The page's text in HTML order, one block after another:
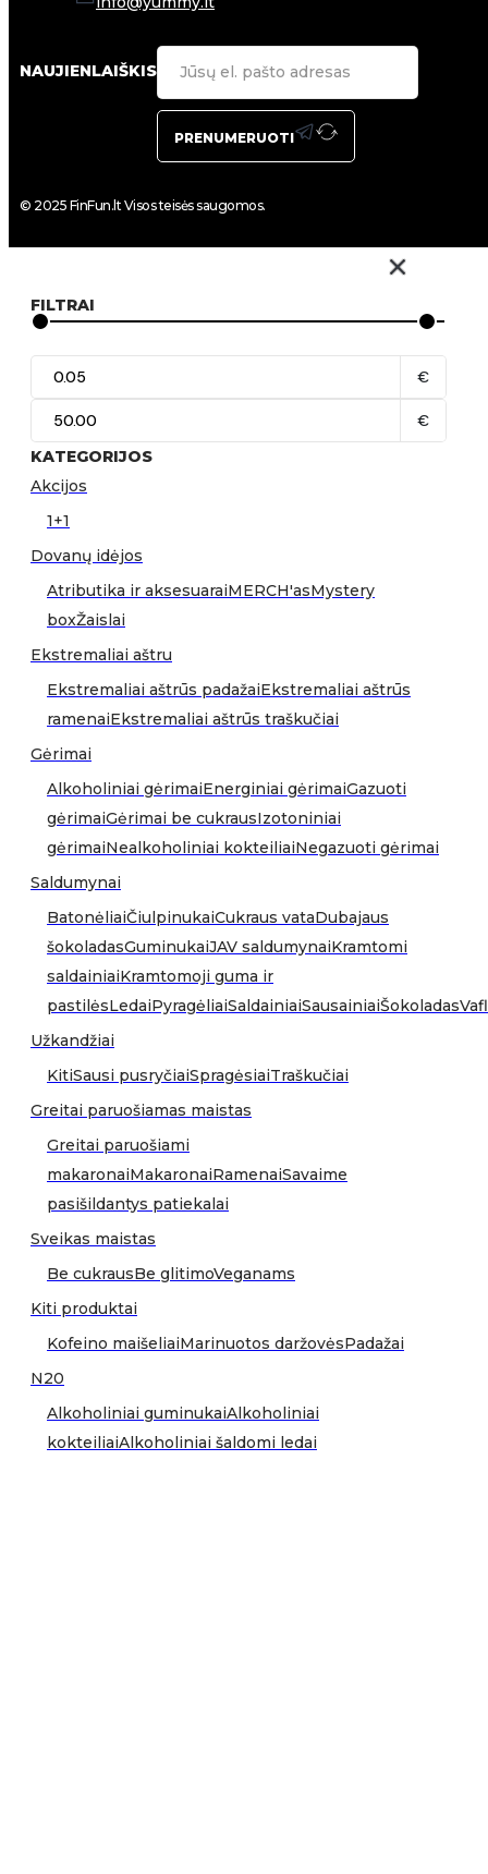
NAUJIENLAIŠKIS
PRENUMERUOTI
© 2025 FinFun.lt Visos teisės saugomos.
FILTRAI
€
€
KATEGORIJOS
Akcijos
1+1
Dovanų idėjos
Atributika ir aksesuaraiMERCH'asMystery
boxŽaislai
Ekstremaliai aštru
Ekstremaliai aštrūs padažaiEkstremaliai aštrūs
ramenaiEkstremaliai aštrūs traškučiai
Gėrimai
Alkoholiniai gėrimaiEnerginiai gėrimaiGazuoti
gėrimaiGėrimai be cukrausIzotoniniai
gėrimaiNealkoholiniai kokteiliaiNegazuoti gėrimai
Saldumynai
BatonėliaiČiulpinukaiCukraus vataDubajaus
šokoladasGuminukaiJAV saldumynaiKramtomi
saldainiaiKramtomoji guma ir
pastilėsLedaiPyragėliaiSaldainiaiSausainiaiŠokoladas
Užkandžiai
KitiSausi pusryčiaiSpragėsiaiTraškučiai
Greitai paruošiamas maistas
Greitai paruošiami
makaronaiMakaronaiRamenaiSavaime
pasišildantys patiekalai
Sveikas maistas
Be cukrausBe glitimoVeganams
Kiti produktai
Kofeino maišeliaiMarinuotos daržovėsPadažai
N20
Alkoholiniai guminukaiAlkoholiniai
kokteiliaiAlkoholiniai šaldomi ledai